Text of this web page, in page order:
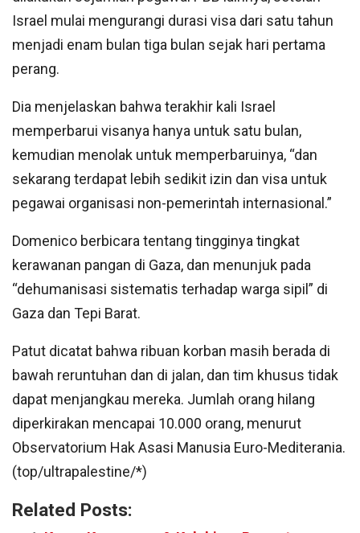
Israel mulai mengurangi durasi visa dari satu tahun
menjadi enam bulan tiga bulan sejak hari pertama
perang.
Dia menjelaskan bahwa terakhir kali Israel
memperbarui visanya hanya untuk satu bulan,
kemudian menolak untuk memperbaruinya, “dan
sekarang terdapat lebih sedikit izin dan visa untuk
pegawai organisasi non-pemerintah internasional.”
Domenico berbicara tentang tingginya tingkat
kerawanan pangan di Gaza, dan menunjuk pada
“dehumanisasi sistematis terhadap warga sipil” di
Gaza dan Tepi Barat.
Patut dicatat bahwa ribuan korban masih berada di
bawah reruntuhan dan di jalan, dan tim khusus tidak
dapat menjangkau mereka. Jumlah orang hilang
diperkirakan mencapai 10.000 orang, menurut
Observatorium Hak Asasi Manusia Euro-Mediterania.
(top/ultrapalestine/*)
Related Posts: